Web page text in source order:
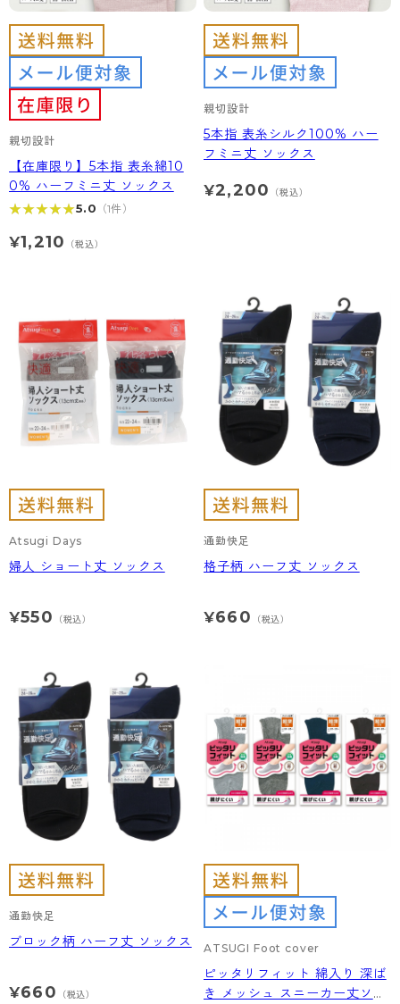
親切設計
【在庫限り】5本指 表糸綿10
0% ハーフミニ丈 ソックス
★★★★★
★★★★★5.0 （1件）
¥1,210 （税込）
親切設計
5本指 表糸シルク100% ハー
フミニ丈 ソックス
¥2,200 （税込）
Atsugi Days
婦人 ショート丈 ソックス
¥550 （税込）
通勤快足
格子柄 ハーフ丈 ソックス
¥660 （税込）
通勤快足
ブロック柄 ハーフ丈 ソックス
¥660 （税込）
ATSUGI Foot cover
ピッタリフィット 綿入り 深ば
き メッシュ スニーカー丈ソッ